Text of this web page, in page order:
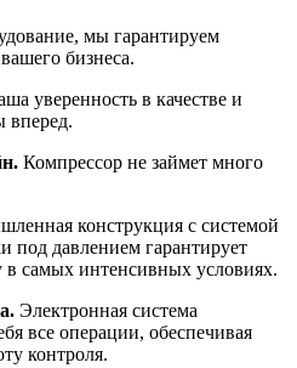
мы гарантируем
бизнеса.
уверенность в качестве и
вперед.
Компрессор не займет много
конструкция с системой
под давлением гарантирует
в самых интенсивных условиях.
Электронная система
все операции, обеспечивая
контроля.